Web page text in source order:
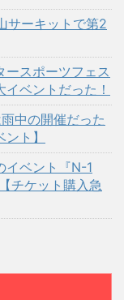
サーキットで第2
ースポーツフェス
ベントだった！
中の開催だった
ト】
イベント『N-1
チケット購入急